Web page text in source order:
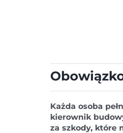
Każda osoba
kierownik
za szkody, które